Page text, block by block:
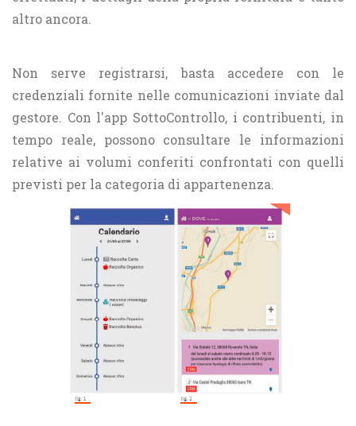
altro ancora.
Non serve registrarsi, basta accedere con le
credenziali fornite nelle comunicazioni inviate dal
gestore. Con l'app SottoControllo, i contribuenti, in
tempo reale, possono consultare le informazioni
relative ai volumi conferiti confrontati con quelli
previsti per la categoria di appartenenza.